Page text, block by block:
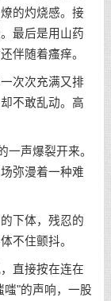
的灼烧感。接
最后是用山药
伴随着瘙痒。
次次充满又排
不敢乱动。高
声爆裂开来。
弥漫着一种难
下体，残忍的
不住颤抖。
直接按在连在
嗤"的声响，一股